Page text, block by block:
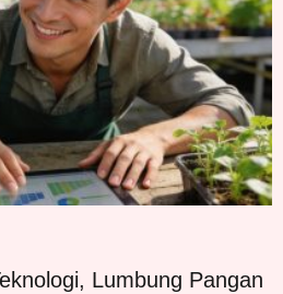
Lumbung Pangan